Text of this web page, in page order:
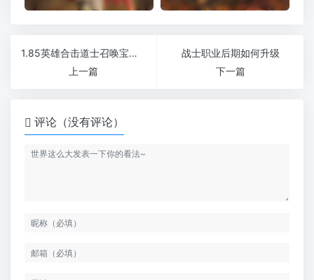
1.85英雄合击道士召唤宝宝的重要性
上一篇
战士职业后期如何升级
下一篇
评论（没有评论）